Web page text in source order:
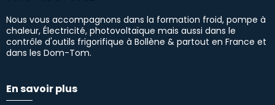
Nous vous accompagnons dans la formation froid, pompe à
chaleur, Électricité, photovoltaïque mais aussi dans le
contrôle d'outils frigorifique à Bollène & partout en France et
dans les Dom-Tom.
En savoir plus